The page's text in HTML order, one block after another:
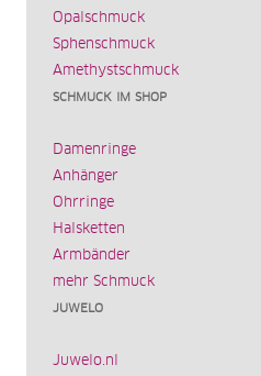
Opalschmuck
Sphenschmuck
Amethystschmuck
SCHMUCK IM SHOP
Damenringe
Anhänger
Ohrringe
Halsketten
Armbänder
mehr Schmuck
JUWELO
Juwelo.nl